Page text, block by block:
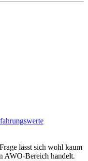
lässt sich wohl kaum
AWO-Bereich handelt.